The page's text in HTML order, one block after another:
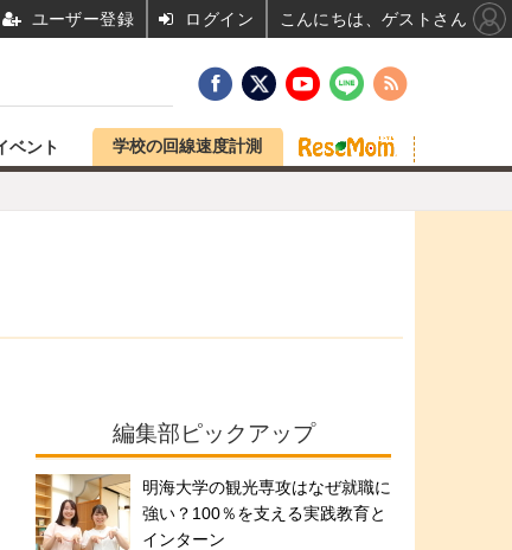
ベント 学校の回線速度計測
編集部ピックアップ
明海大学の観光専攻はなぜ就職に
強い？100％を支える実践教育と
インターン
ユーザー登録 ログイン こんにちは、ゲストさん